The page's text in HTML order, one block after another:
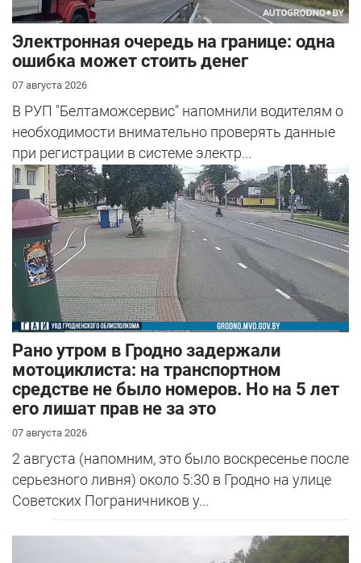
Электронная очередь на границе: одна
ошибка может стоить денег
07 августа 2026
В РУП "Белтаможсервис" напомнили водителям о
необходимости внимательно проверять данные
при регистрации в системе электр...
Рано утром в Гродно задержали
мотоциклиста: на транспортном
средстве не было номеров. Но на 5 лет
его лишат прав не за это
07 августа 2026
2 августа (напомним, это было воскресенье после
серьезного ливня) около 5:30 в Гродно на улице
Советских Пограничников у...